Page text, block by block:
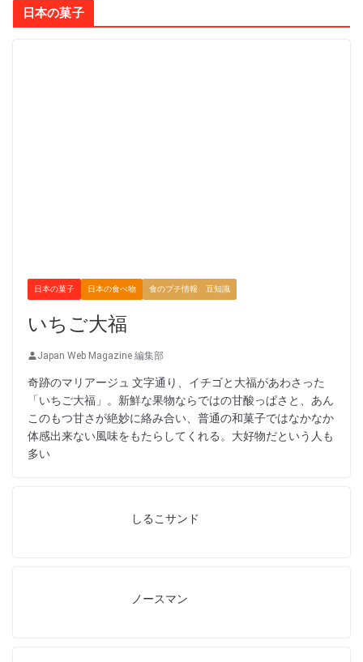
日本の菓子
日本の菓子 日本の食べ物 食のプチ情報 豆知識
いちご大福
Japan Web Magazine 編集部
奇跡のマリアージュ 文字通り、イチゴと大福があわさった
「いちご大福」。新鮮な果物ならではの甘酸っぱさと、あん
このもつ甘さが絶妙に絡み合い、普通の和菓子ではなかなか
体感出来ない風味をもたらしてくれる。大好物だという人も
多い
しるこサンド
ノースマン